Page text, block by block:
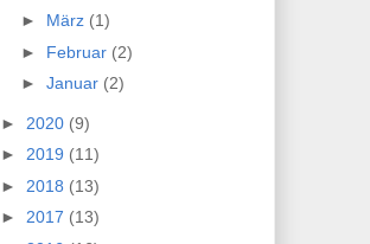
► März (1)
► Februar (2)
► Januar (2)
► 2020 (9)
► 2019 (11)
► 2018 (13)
► 2017 (13)